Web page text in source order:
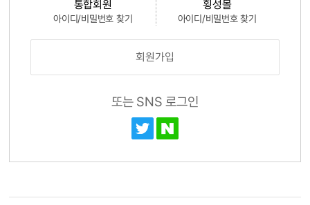
통합회원
아이디/비밀번호 찾기
횡성몰
아이디/비밀번호 찾기
회원가입
또는 SNS 로그인